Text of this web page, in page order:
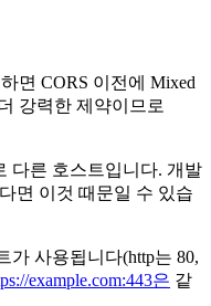
면 CORS 이전에 Mixed
강력한 제약이므로
다른 호스트입니다. 개발
면 이것 때문일 수 있습
가 사용됩니다(http는 80,
example.com:443은 같